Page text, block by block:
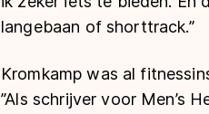
langebaan of shorttrack.’’
Kromkamp was al
’’Als schrijver voor Men’s